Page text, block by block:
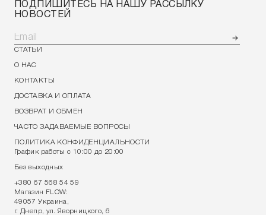
ПОДПИШИТЕСЬ НА НАШУ РАССЫЛКУ
НОВОСТЕЙ
СТАТЬИ
О НАС
КОНТАКТЫ
ДОСТАВКА И ОПЛАТА
ВОЗВРАТ И ОБМЕН
ЧАСТО ЗАДАВАЕМЫЕ ВОПРОСЫ
ПОЛИТИКА КОНФИДЕНЦИАЛЬНОСТИ
График работы с 10:00 до 20:00
Без выходных
+380 67 568 54 59
Магазин FLOW:
49057 Украина,
г. Днепр, ул. Яворницкого, 6